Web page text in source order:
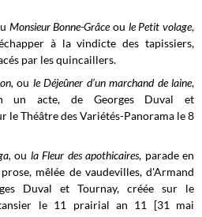
Monsieur Bonne-Grâceou le Petit volage,
à la vindicte des tapissiers,
par les quincaillers.
ou le Déjeûner d’un marchand de laine,
un acte, de Georges Duval et
le Théâtre des Variétés-Panorama le 8
ou la Fleur des apothicaires, parade en
mêlée de vaudevilles, d'Armand
Duval et Tournay, créée sur le
le 11 prairial an 11 [31 mai